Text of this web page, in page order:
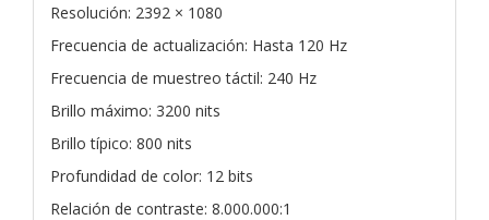
Resolución: 2392 × 1080
Frecuencia de actualización: Hasta 120 Hz
Frecuencia de muestreo táctil: 240 Hz
Brillo máximo: 3200 nits
Brillo típico: 800 nits
Profundidad de color: 12 bits
Relación de contraste: 8.000.000:1